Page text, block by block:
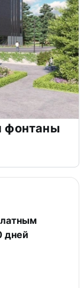
фонтаны
дней